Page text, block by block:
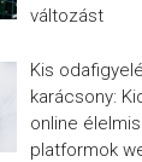
változást
Kis
karácsony:
online
platformok